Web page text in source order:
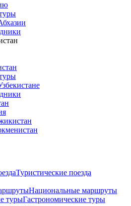
Туристические поезда
Национальные маршруты
Гастрономические туры